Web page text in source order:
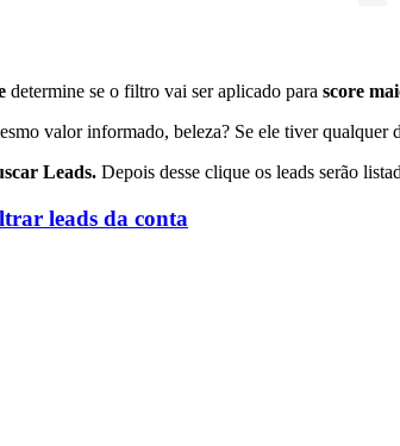
determine se o filtro vai ser aplicado para score
valor informado, beleza? Se ele tiver
Leads. Depois desse clique os leads serão
leads da conta